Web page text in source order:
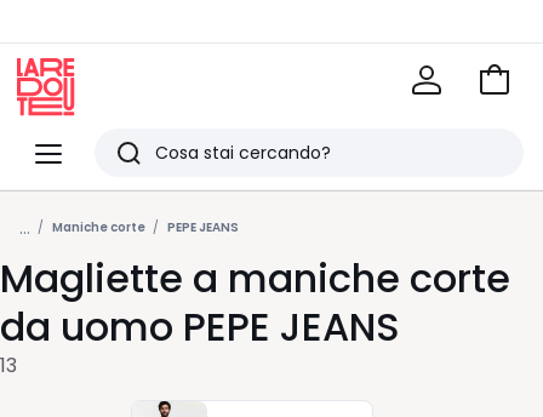
Menu
Redoute
Ricerca
Ultimi
articoli
visti
Vai
... Maniche corte PEPE JEANS
Magliette a maniche corte
da uomo PEPE JEANS
13